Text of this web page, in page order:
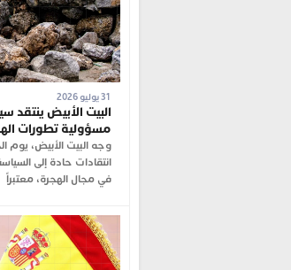
البيت الأبيض ينتقد
مسؤولية تطورات
انتقادات حادة إلى
في مجال الهجرة، معتبراً